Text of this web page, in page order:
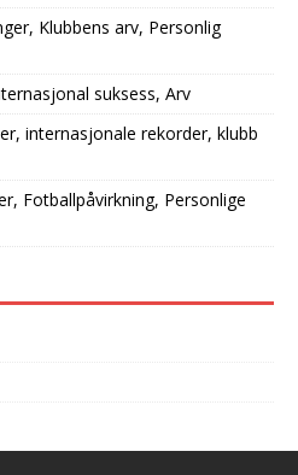
Klubbens arv, Personlig
suksess, Arv
internasjonale rekorder, klubb
Fotballpåvirkning, Personlige